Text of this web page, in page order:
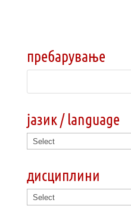
пребарување
јазик / language
дисциплини